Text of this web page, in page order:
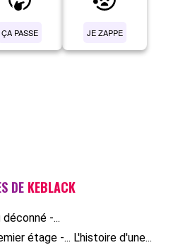
ÇA PASSE JE ZAPPE
DE KEBLACK
déconné -...
étage -... L'histoire d'une...